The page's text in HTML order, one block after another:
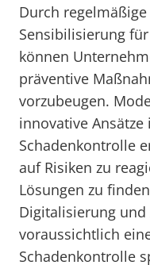
Durch
Sensibilisierung
können
präventive
vorzubeugen.
innovative
Schadenkontrolle
auf Risiken zu
Lösungen zu
Digitalisierung
voraussichtlich
Schadenkontrolle